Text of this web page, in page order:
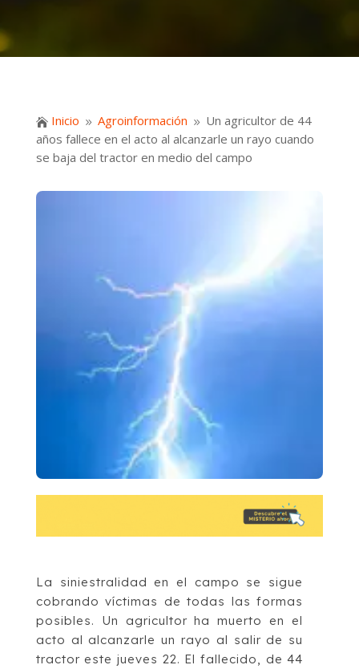
 Inicio 9 Agroinformación 9 Un agricultor de 44
años fallece en el acto al alcanzarle un rayo cuando
se baja del tractor en medio del campo
La siniestralidad en el campo se sigue
cobrando víctimas de todas las formas
posibles. Un agricultor ha muerto en el
acto al alcanzarle un rayo al salir de su
tractor este jueves 22. El fallecido, de 44